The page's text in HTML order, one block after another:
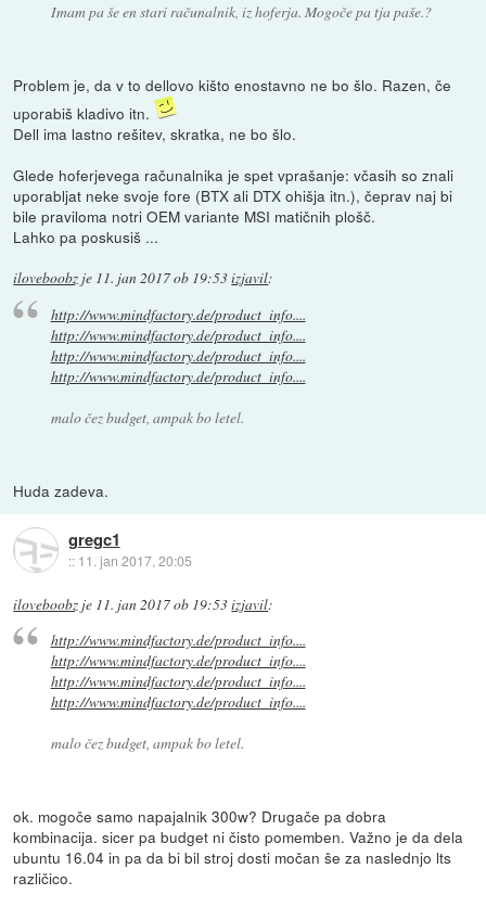
Imam pa še en stari računalnik, iz hoferja. Mogoče pa tja paše.?
Problem je, da v to dellovo kišto enostavno ne bo šlo. Razen, če
uporabiš kladivo itn.
Dell ima lastno rešitev, skratka, ne bo šlo.
Glede hoferjevega računalnika je spet vprašanje: včasih so znali
uporabljat neke svoje fore (BTX ali DTX ohišja itn.), čeprav naj bi
bile praviloma notri OEM variante MSI matičnih plošč.
Lahko pa poskusiš ...
iloveboobz je 11. jan 2017 ob 19:53izjavil:
http://www.mindfactory.de/product_info....
http://www.mindfactory.de/product_info....
http://www.mindfactory.de/product_info....
http://www.mindfactory.de/product_info....
malo čez budget, ampak bo letel.
Huda zadeva.
gregc1
:: 11. jan 2017, 20:05
iloveboobz je 11. jan 2017 ob 19:53izjavil:
http://www.mindfactory.de/product_info....
http://www.mindfactory.de/product_info....
http://www.mindfactory.de/product_info....
http://www.mindfactory.de/product_info....
malo čez budget, ampak bo letel.
ok. mogoče samo napajalnik 300w? Drugače pa dobra
kombinacija. sicer pa budget ni čisto pomemben. Važno je da dela
ubuntu 16.04 in pa da bi bil stroj dosti močan še za naslednjo lts
različico.